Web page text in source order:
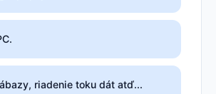
riadenie toku dát atď...